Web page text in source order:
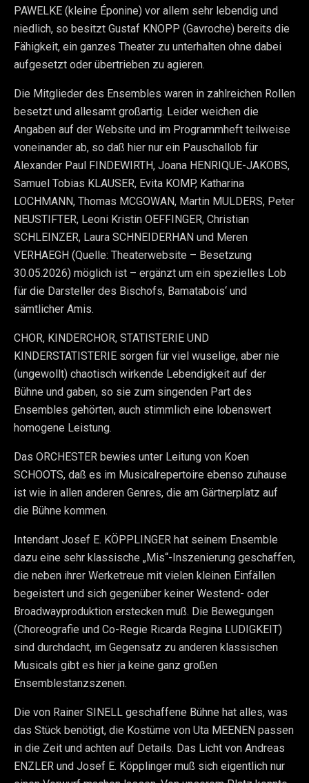
PAWELKE (kleine Éponine) vor allem sehr lebendig und
niedlich, so besitzt Gustaf KNOPP (Gavroche) bereits die
Fähigkeit, ein ganzes Theater zu unterhalten ohne dabei
aufgesetzt oder übertrieben zu agieren.
Die Mitglieder des Ensembles waren in zahlreichen Rollen
besetzt und allesamt großartig. Leider weichen die
Angaben auf der Website und im Programmheft teilweise
voneinander ab, so daß hier nur ein Pauschallob für
Alexander Paul FINDEWIRTH, Joana HENRIQUE-JAKOBS,
Samuel Tobias KLAUSER, Evita KOMP, Katharina
LOCHMANN, Thomas MCGOWAN, Martin MULDERS, Peter
NEUSTIFTER, Leoni Kristin OEFFINGER, Christian
SCHLEINZER, Laura SCHNEIDERHAN und Meren
VERHAEGH (Quelle: Theaterwebsite – Besetzung
30.05.2026) möglich ist – ergänzt um ein spezielles Lob
für die Darsteller des Bischofs, Bamatabois‘ und
sämtlicher Amis.
CHOR, KINDERCHOR, STATISTERIE UND
KINDERSTATISTERIE sorgen für viel wuselige, aber nie
(ungewollt) chaotisch wirkende Lebendigkeit auf der
Bühne und gaben, so sie zum singenden Part des
Ensembles gehörten, auch stimmlich eine lobenswert
homogene Leistung.
Das ORCHESTER bewies unter Leitung von Koen
SCHOOTS, daß es im Musicalrepertoire ebenso zuhause
ist wie in allen anderen Genres, die am Gärtnerplatz auf
die Bühne kommen.
Intendant Josef E. KÖPPLINGER hat seinem Ensemble
dazu eine sehr klassische „Mis“-Inszenierung geschaffen,
die neben ihrer Werketreue mit vielen kleinen Einfällen
begeistert und sich gegenüber keiner Westend- oder
Broadwayproduktion erstecken muß. Die Bewegungen
(Choreografie und Co-Regie Ricarda Regina LUDIGKEIT)
sind durchdacht, im Gegensatz zu anderen klassischen
Musicals gibt es hier ja keine ganz großen
Ensemblestanzszenen.
Die von Rainer SINELL geschaffene Bühne hat alles, was
das Stück benötigt, die Kostüme von Uta MEENEN passen
in die Zeit und achten auf Details. Das Licht von Andreas
ENZLER und Josef E. Köpplinger muß sich eigentlich nur